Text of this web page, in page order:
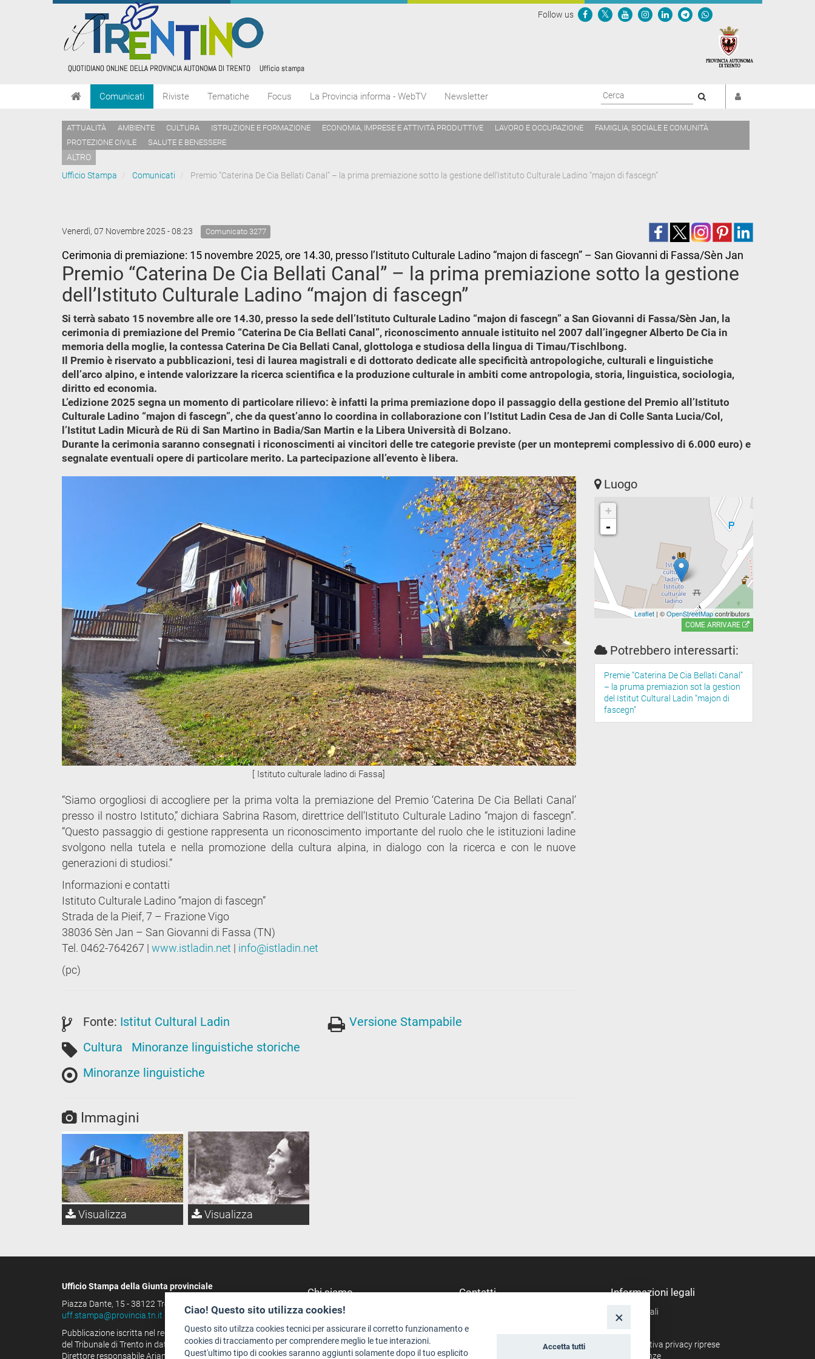
Follow us
Comunicati Riviste Tematiche Focus La Provincia informa - WebTV Newsletter
ATTUALITÀ AMBIENTE CULTURA ISTRUZIONE E FORMAZIONE ECONOMIA, IMPRESE E ATTIVITÀ PRODUTTIVE LAVORO E OCCUPAZIONE
FAMIGLIA, SOCIALE E COMUNITÀ
PROTEZIONE CIVILE
SALUTE E BENESSERE
ALTRO
Ufficio Stampa
Comunicati Premio “Caterina De Cia Bellati Canal” – la prima premiazione sotto la gestione dell’Istituto Culturale Ladino “majon di fascegn”
Venerdì, 07 Novembre 2025 - 08:23 Comunicato 3277
Cerimonia di premiazione: 15 novembre 2025, ore 14.30, presso l’Istituto Culturale Ladino “majon di fascegn” – San Giovanni di Fassa/Sèn Jan
Premio “Caterina De Cia Bellati Canal” – la prima premiazione sotto la gestione
dell’Istituto Culturale Ladino “majon di fascegn”
Si terrà sabato 15 novembre alle ore 14.30, presso la sede dell’Istituto Culturale Ladino “majon di fascegn” a San Giovanni di Fassa/Sèn Jan, la
cerimonia di premiazione del Premio “Caterina De Cia Bellati Canal”, riconoscimento annuale istituito nel 2007 dall’ingegner Alberto De Cia in
memoria della moglie, la contessa Caterina De Cia Bellati Canal, glottologa e studiosa della lingua di Timau/Tischlbong.
Il Premio è riservato a pubblicazioni, tesi di laurea magistrali e di dottorato dedicate alle specificità antropologiche, culturali e linguistiche
dell’arco alpino, e intende valorizzare la ricerca scientifica e la produzione culturale in ambiti come antropologia, storia, linguistica, sociologia,
diritto ed economia.
L’edizione 2025 segna un momento di particolare rilievo: è infatti la prima premiazione dopo il passaggio della gestione del Premio all’Istituto
Culturale Ladino “majon di fascegn”, che da quest’anno lo coordina in collaborazione con l’Istitut Ladin Cesa de Jan di Colle Santa Lucia/Col,
l’Istitut Ladin Micurà de Rü di San Martino in Badia/San Martin e la Libera Università di Bolzano.
Durante la cerimonia saranno consegnati i riconoscimenti ai vincitori delle tre categorie previste (per un montepremi complessivo di 6.000 euro) e
segnalate eventuali opere di particolare merito. La partecipazione all’evento è libera.
[ Istituto culturale ladino di Fassa]
“Siamo orgogliosi di accogliere per la prima volta la premiazione del Premio ‘Caterina De Cia Bellati Canal’
presso il nostro Istituto,” dichiara Sabrina Rasom, direttrice dell’Istituto Culturale Ladino “majon di fascegn”.
“Questo passaggio di gestione rappresenta un riconoscimento importante del ruolo che le istituzioni ladine
svolgono nella tutela e nella promozione della cultura alpina, in dialogo con la ricerca e con le nuove
generazioni di studiosi.”
Informazioni e contatti
Istituto Culturale Ladino “majon di fascegn”
Strada de la Pieif, 7 – Frazione Vigo
38036 Sèn Jan – San Giovanni di Fassa (TN)
Tel. 0462-764267 | www.istladin.net | info@istladin.net
(pc)
Fonte: Istitut Cultural Ladin
Cultura
Minoranze linguistiche storiche
Minoranze linguistiche
Versione Stampabile
Immagini
Visualizza Visualizza
Luogo
+
-
Leaflet | ©OpenStreetMapcontributors
COME ARRIVARE
Potrebbero interessarti:
Premie “Caterina De Cia Bellati Canal”
– la pruma premiazion sot la gestion
del Istitut Cultural Ladin “majon di
fascegn”
Ufficio Stampa della Giunta provinciale
Piazza Dante, 15 - 38122 Trento (IT)
uff.stampa@provincia.tn.it
Pubblicazione iscritta nel registro della stampa
del Tribunale di Trento in data 13.08.1963 al n. 100
Direttore responsabile Arianna Tamburini
Chi siamo
Redazione
Staff
Format - Centro Audiovisivi
Contatti
Struttura di riferimento
Informazioni legali
Note legali
Informativa privacy riprese
conferenze
Ciao! Questo sito utilizza cookies!
Questo sito utilzza cookies tecnici per assicurare il corretto funzionamento e
cookies di tracciamento per comprendere meglio le tue interazioni.
Quest'ultimo tipo di cookies saranno aggiunti solamente dopo il tuo esplicito
Accetta tutti